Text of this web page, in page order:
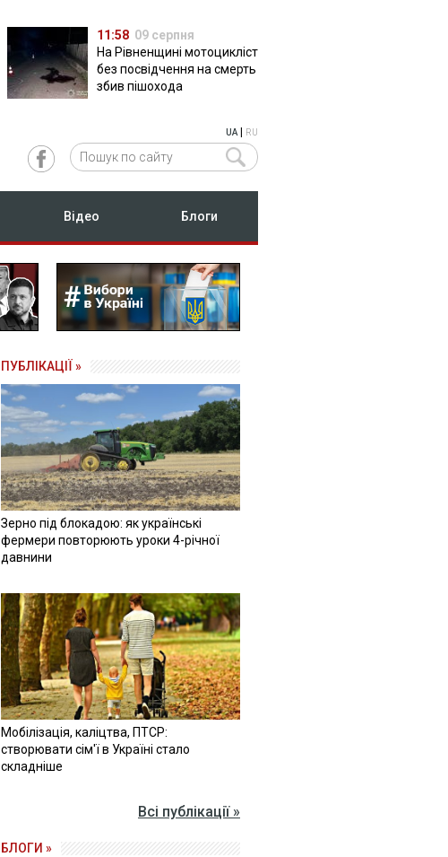
11:58 09 серпня
На Рівненщині мотоцикліст
без посвідчення на смерть
збив пішохода
UA| RU
Відео Блоги
ПУБЛІКАЦІЇ »
Зерно під блокадою: як українські
фермери повторюють уроки 4-річної
давнини
Мобілізація, каліцтва, ПТСР:
створювати сім'ї в Україні стало
складніше
Всі публікації »
БЛОГИ »